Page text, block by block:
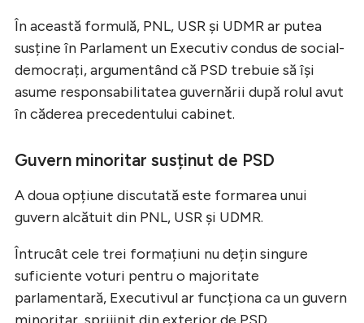
În această formulă, PNL, USR și UDMR ar putea
susține în Parlament un Executiv condus de social-
democrați, argumentând că PSD trebuie să își
asume responsabilitatea guvernării după rolul avut
în căderea precedentului cabinet.
Guvern minoritar susținut de PSD
A doua opțiune discutată este formarea unui
guvern alcătuit din PNL, USR și UDMR.
Întrucât cele trei formațiuni nu dețin singure
suficiente voturi pentru o majoritate
parlamentară, Executivul ar funcționa ca un guvern